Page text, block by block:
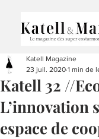
Katell 32 //
L’innovation
espace de
Katell Magazine
23 juil. 2020 1 min de